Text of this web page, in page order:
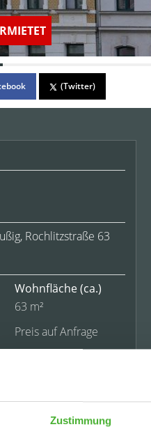
Zustimmung
(Twitter)
Rochlitzstraße 63
Wohnfläche(ca.)
63 m²
Preis auf Anfrage